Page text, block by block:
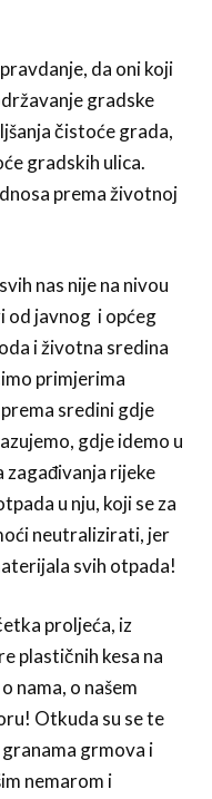
da oni koji
gradske
čistoće grada,
gradskih ulica.
prema životnoj
nas nije na nivou
od javnog i općeg
i životna sredina
primjerima
sredini gdje
gdje idemo u
rijeke
u nju, koji se za
neutralizirati, jer
svih otpada!
proljeća, iz
plastičnih kesa na
nama, o našem
Otkuda su se te
grmova i
nemarom i